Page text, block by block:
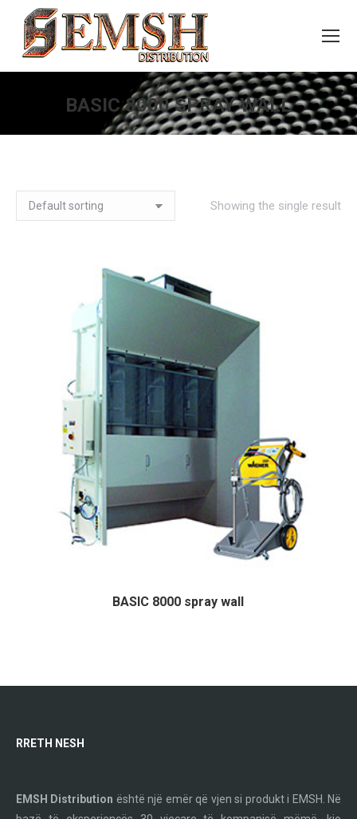
BASIC 8000 SPRAY WALL
You are here:
Showing the single result
BASIC 8000 spray wall
RRETH NESH
EMSH Distribution është një emër që vjen si produkt i EMSH. Në